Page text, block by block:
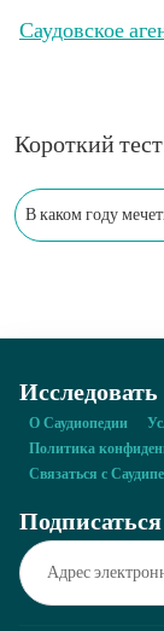
Саудовское
Короткий тест
В каком году
Исследовать
О Саудиопедии
Политика
Связаться с